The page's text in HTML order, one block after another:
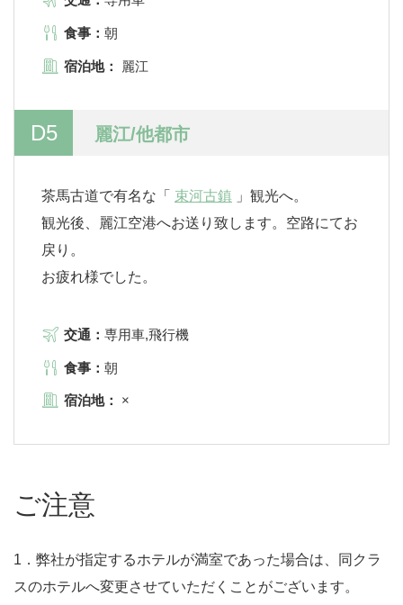
食事： 朝
宿泊地： 麗江
D5 麗江/他都市
茶馬古道で有名な「 束河古鎮 」観光へ。
観光後、麗江空港へお送り致します。空路にてお
戻り。
お疲れ様でした。
交通： 専用車,飛行機
食事： 朝
宿泊地： ×
ご注意
1．弊社が指定するホテルが満室であった場合は、同クラ
スのホテルへ変更させていただくことがございます。